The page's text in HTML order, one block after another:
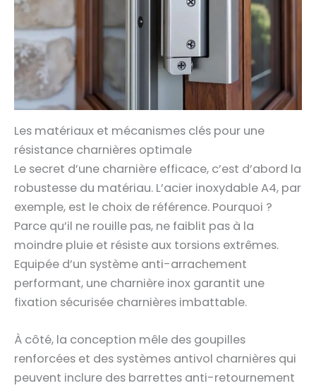
Les matériaux et mécanismes clés pour une
résistance charnières optimale
Le secret d’une charnière efficace, c’est d’abord la
robustesse du matériau. L’acier inoxydable A4, par
exemple, est le choix de référence. Pourquoi ?
Parce qu’il ne rouille pas, ne faiblit pas à la
moindre pluie et résiste aux torsions extrêmes.
Equipée d’un système anti-arrachement
performant, une charnière inox garantit une
fixation sécurisée charnières imbattable.
À côté, la conception mêle des goupilles
renforcées et des systèmes antivol charnières qui
peuvent inclure des barrettes anti-retournement